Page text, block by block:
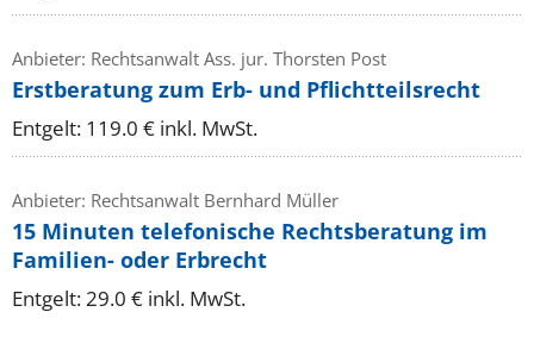
Anbieter: Rechtsanwalt Ass. jur. Thorsten Post
Erstberatung zum Erb- und Pflichtteilsrecht
Entgelt: 119.0 € inkl. MwSt.
Anbieter: Rechtsanwalt Bernhard Müller
15 Minuten telefonische Rechtsberatung im
Familien- oder Erbrecht
Entgelt: 29.0 € inkl. MwSt.